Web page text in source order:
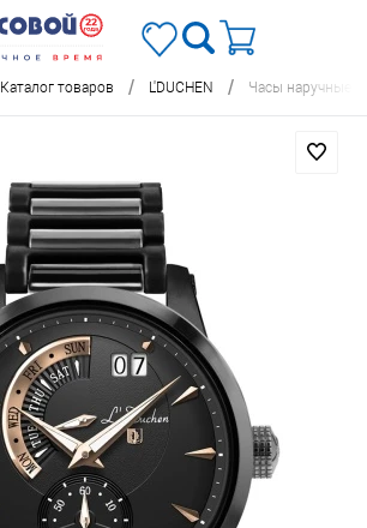
Каталог товаров / L'DUCHEN / Часы наручные